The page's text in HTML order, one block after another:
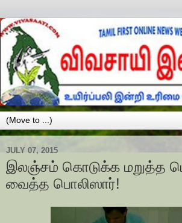
JULY 07, 2015
இலஞ்சம் கொடுக்க மறுத்த
வைத்த பொலிஸார்!